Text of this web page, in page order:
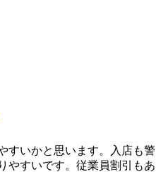
すいかと思います。入店も警
やすいです。従業員割引もあ